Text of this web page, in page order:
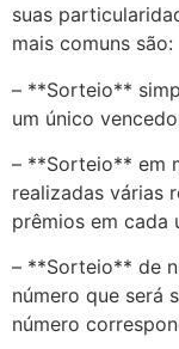
suas
mais comuns são:
– **Sorteio**
um único
– **Sorteio** em
realizadas várias
prêmios em cada
– **Sorteio** de
número que será
número